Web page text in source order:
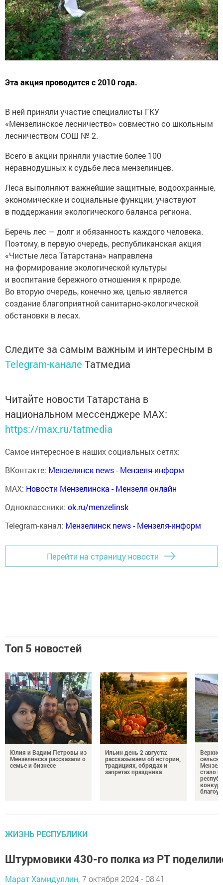
Эта акция проводится с 2010 года.
В ней приняли участие специалисты ГКУ
«Мензелинское лесничество» совместно со школьным
лесничеством СОШ № 2.
Всего в акции приняли участие более 100
неравнодушных к судьбе леса мензелинцев.
Леса выполняют важнейшие защитные, водоохранные,
экономические и социальные функции, участвуют
в поддержании экологического баланса региона.
Беречь лес — долг и обязанность каждого человека.
Поэтому, в первую очередь, республиканская акция
«Чистые леса Татарстана» направлена
на формирование экологической культуры
и воспитание бережного отношения к природе.
Во вторую очередь, конечно же, целью является
создание благоприятной санитарно-экологической
обстановки в лесах.
Следите за самым важным и интересным в
Telegram-канале Татмедиа
Читайте новости Татарстана в
национальном мессенджере MАХ:
https://max.ru/tatmedia
Самое интересное в наших социальных сетях:
ВКонтакте: Мензелинск news - Мензеля-информ
MAX: Новости Мензелинска - Мензеля онлайн
Одноклассники: ok.ru/menzelinsk
Telegram-канал: Мензелинск news - Мензеля-информ
Перейти на страницу новости
Топ 5 новостей
Юлия и Вадим Петровы из
Мензелинска рассказали о
семье и бизнесе
Ильин день 2 августа:
рассказываем об истории,
традициях, обрядах и
запретах праздника
стало
ЖИЗНЬ РЕСПУБЛИКИ
Штурмовики 430-го полка из РТ
Марат Хамидуллин, 7 октября 2024 - 08:41